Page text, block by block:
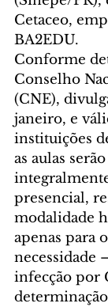
Cetaceo,
BA2EDU.
Conforme
Conselho
(CNE),
janeiro, e
instituições
as aulas
presencial,
modalidade
apenas para
necessidade
infecção por